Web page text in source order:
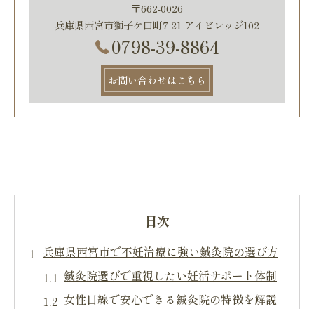
〒662-0026
兵庫県西宮市獅子ケ口町7-21 アイビレッジ102
0798-39-8864
お問い合わせはこちら
目次
兵庫県西宮市で不妊治療に強い鍼灸院の選び方
鍼灸院選びで重視したい妊活サポート体制
女性目線で安心できる鍼灸院の特徴を解説